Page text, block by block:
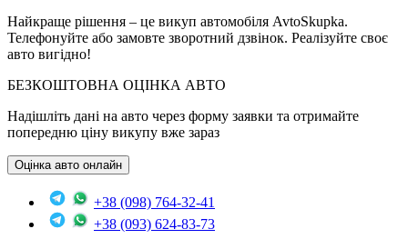
Найкраще рішення – це викуп автомобіля AvtoSkupka.
Телефонуйте або замовте зворотний дзвінок. Реалізуйте своє
авто вигідно!
БЕЗКОШТОВНА ОЦІНКА АВТО
Надішліть дані на авто через форму заявки та отримайте
попередню ціну викупу вже зараз
Оцінка авто онлайн
+38 (098) 764-32-41
+38 (093) 624-83-73